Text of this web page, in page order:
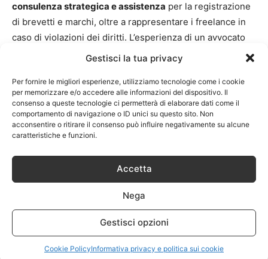
Gestisci la tua privacy
Per fornire le migliori esperienze, utilizziamo tecnologie come i cookie
per memorizzare e/o accedere alle informazioni del dispositivo. Il
consenso a queste tecnologie ci permetterà di elaborare dati come il
comportamento di navigazione o ID unici su questo sito. Non
acconsentire o ritirare il consenso può influire negativamente su alcune
caratteristiche e funzioni.
Accetta
Nega
Gestisci opzioni
Cookie PolicyInformativa privacy e politica sui cookie
consulenza strategica e assistenza per la registrazione
di brevetti e marchi, oltre a rappresentare i freelance in
caso di violazioni dei diritti. L’esperienza di un avvocato
specializzato può essere decisiva per navigare le
ulteriori informazioni, puoi consultare questo sito
www.avvocatocalcatelli.it.
Strumenti e risorse utili
I freelance possono trarre vantaggio dall’accesso a
pubblicazioni di settore e risorse online che offrono
aggiornamenti e guide sulle migliori pratiche in materia
professionali o associazioni può anche facilitare l’accesso
a seminari e workshop, oltre a creare opportunità di
networking con altri professionisti che possono